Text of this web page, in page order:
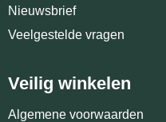
Nieuwsbrief
Veelgestelde vragen
Veilig winkelen
Algemene voorwaarden